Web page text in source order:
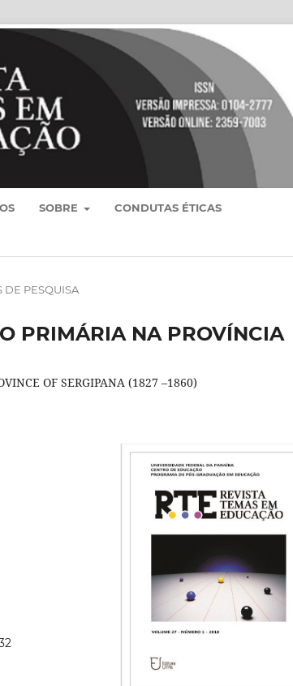
SOBRE CONDUTAS ÉTICAS
DE PESQUISA
PRIMÁRIA NA PROVÍNCIA
OF SERGIPANA (1827 –1860)